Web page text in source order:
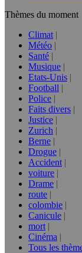
Thèmes du moment
Climat
Météo
Santé
Musique
Etats-Unis
Football
Police
Faits divers
Justice
Zurich
Berne
Drogue
Accident
voiture
Drame
route
colombie
Canicule
mort
Cinéma
Tous les